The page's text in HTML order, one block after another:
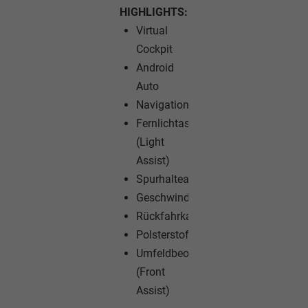
HIGHLIGHTS:
Virtual
Cockpit
Android
Auto
Navigationssystem
Fernlichtassistent
(Light
Assist)
Spurhalteassistent
Geschwindigkeitsregelanlage
Rückfahrkamera
Polsterstoff
Umfeldbeobachtungssystem
(Front
Assist)